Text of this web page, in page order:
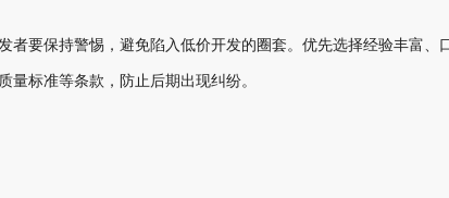
者要保持警惕，避免陷入低价开发的圈套。优先选择经验丰富
量标准等条款，防止后期出现纠纷。